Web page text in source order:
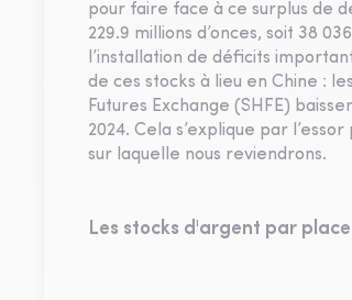
pour faire face à ce surplus de
229.9 millions d’onces, soit 38
l’installation de déficits
de ces stocks à lieu en Chine :
Futures Exchange (SHFE)
2024. Cela s’explique par
sur laquelle nous reviendrons.
Les stocks d'argent par